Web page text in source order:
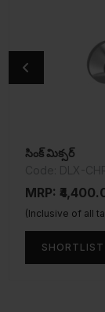
సింక్ మిక్సర్
MRP:
(Inclusive of all
SHORTLIST
2-వే యాంగిల్ వాల్వ్
MRP:
(Inclusive of all
SHORTLIST